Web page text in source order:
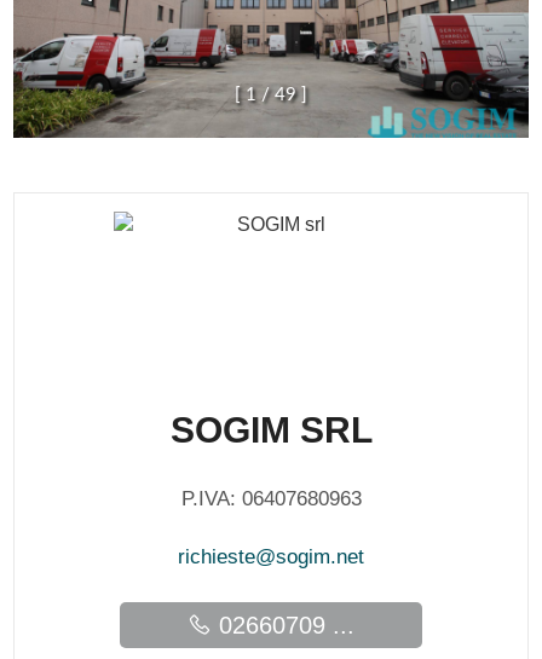
1 / 49
SOGIM SRL
P.IVA: 06407680963
richieste@sogim.net
02660709 ...